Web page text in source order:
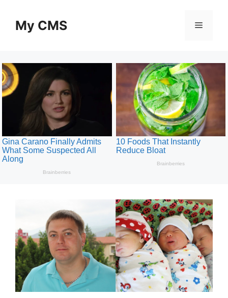
contentMy CMS Menu